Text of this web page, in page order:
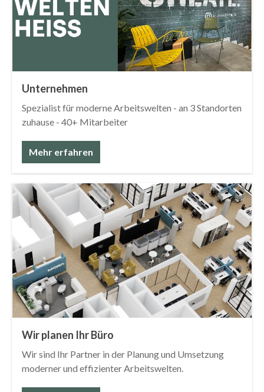
Unternehmen
Spezialist für moderne Arbeitswelten - an 3 Standorten
zuhause - 40+ Mitarbeiter
Mehr erfahren
Wir planen Ihr Büro
Wir sind Ihr Partner in der Planung und Umsetzung
moderner und effizienter Arbeitswelten.